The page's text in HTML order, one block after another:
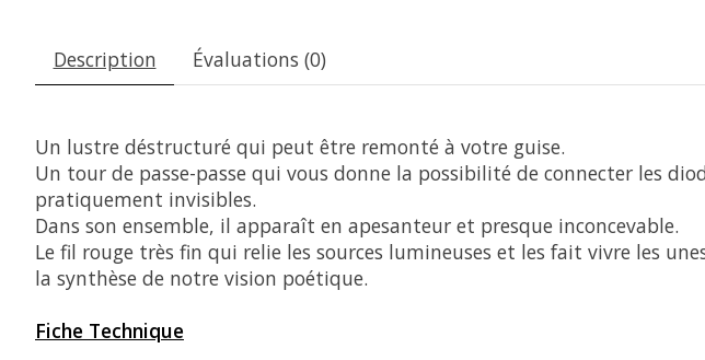
Description Évaluations (0)
Un lustre déstructuré qui peut être remonté à votre guise.
Un tour de passe-passe qui vous donne la possibilité de connecter les
pratiquement invisibles.
Dans son ensemble, il apparaît en apesanteur et presque inconcevable.
Le fil rouge très fin qui relie les sources lumineuses et les fait vivre les
la synthèse de notre vision poétique.
Fiche Technique